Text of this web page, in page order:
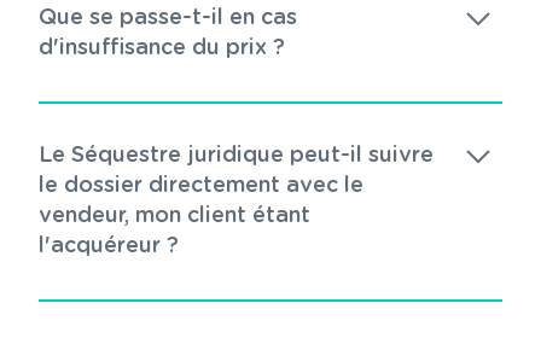
Que se passe-t-il en cas
d'insuffisance du prix ?
Le Séquestre juridique peut-il suivre
le dossier directement avec le
vendeur, mon client étant
l'acquéreur ?